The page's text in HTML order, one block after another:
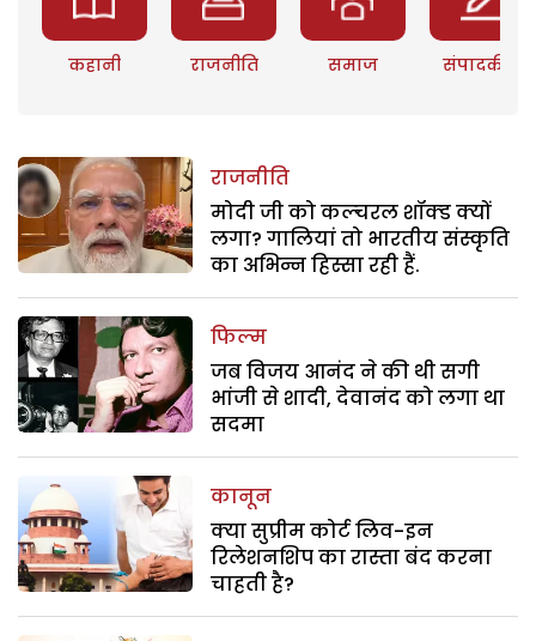
कहानी राजनीति समाज संपादकीय
राजनीति
मोदी जी को कल्चरल शॉक्ड क्यों
लगा? गालियां तो भारतीय संस्कृति
का अभिन्न हिस्सा रही हैं.
फिल्म
जब विजय आनंद ने की थी सगी
भांजी से शादी, देवानंद को लगा था
सदमा
कानून
क्या सुप्रीम कोर्ट लिव-इन
रिलेशनशिप का रास्ता बंद करना
चाहती है?